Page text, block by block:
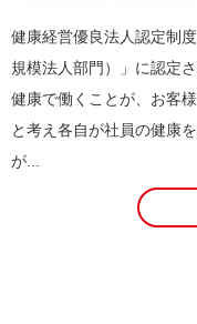
健康経営優良法人認定制
規模法人部門）」に認定
健康で働くことが、お客
と考え各自が社員の健康
が...